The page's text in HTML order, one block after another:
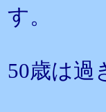
す。
50歳は過